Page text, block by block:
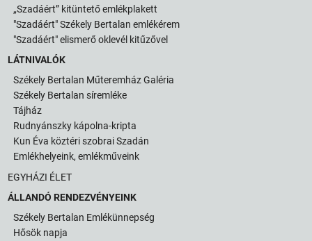
„Szadáért” kitüntető emlékplakett
"Szadáért" Székely Bertalan emlékérem
"Szadáért" elismerő oklevél kitűzővel
LÁTNIVALÓK
Székely Bertalan Műteremház Galéria
Székely Bertalan síremléke
Tájház
Rudnyánszky kápolna-kripta
Kun Éva köztéri szobrai Szadán
Emlékhelyeink, emlékműveink
EGYHÁZI ÉLET
ÁLLANDÓ RENDEZVÉNYEINK
Székely Bertalan Emlékünnepség
Hősök napja